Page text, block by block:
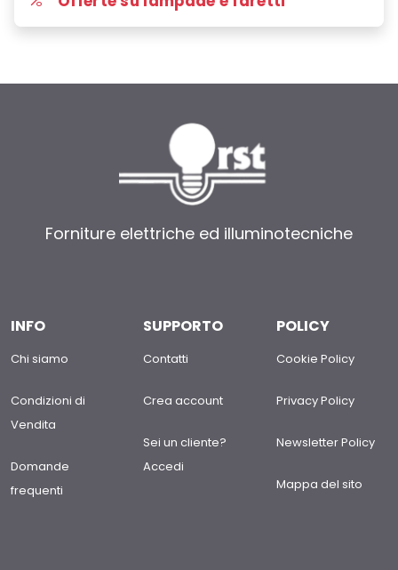
Forniture elettriche ed illuminotecniche
INFO
Chi siamo
Condizioni di
Vendita
Domande
frequenti
SUPPORTO
Contatti
Crea account
Sei un cliente?
Accedi
POLICY
Cookie Policy
Privacy Policy
Newsletter Policy
Mappa del sito